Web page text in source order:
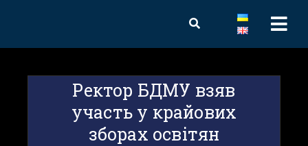
Ректор БДМУ взяв
участь у крайових
зборах освітян